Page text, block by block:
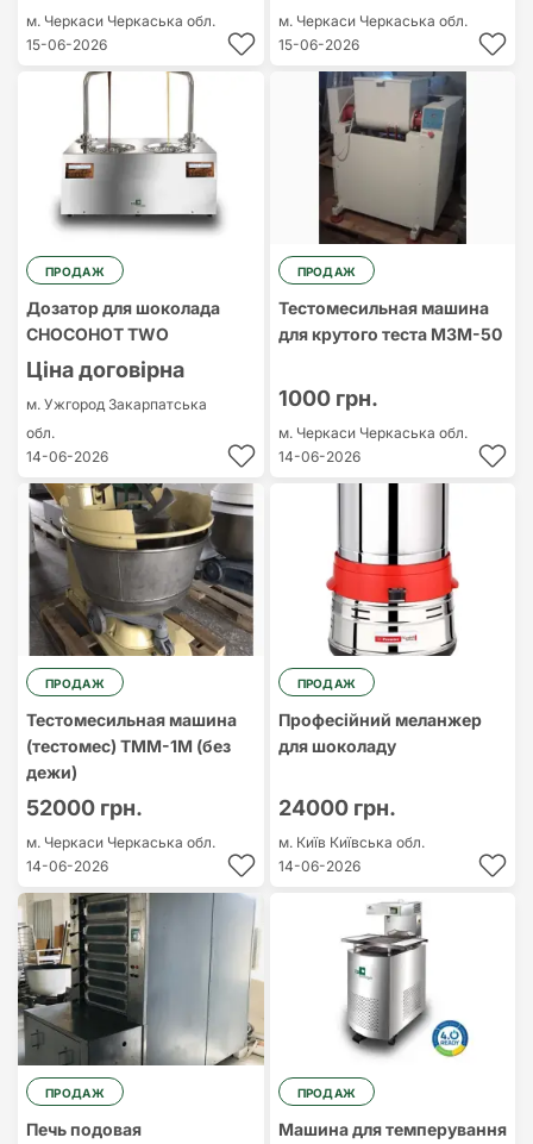
м. Черкаси Черкаська обл.
15-06-2026
м. Черкаси Черкаська обл.
15-06-2026
ПРОДАЖ
Дозатор для шоколада
CHOCOHOT TWO
Ціна договірна
м. Ужгород Закарпатська
обл.
14-06-2026
ПРОДАЖ
Тестомесильная машина
для крутого теста М3М-50
1000 грн.
м. Черкаси Черкаська обл.
14-06-2026
ПРОДАЖ
Тестомесильная машина
(тестомес) ТММ-1М (без
дежи)
52000 грн.
м. Черкаси Черкаська обл.
14-06-2026
ПРОДАЖ
Професійний меланжер
для шоколаду
24000 грн.
м. Київ Київська обл.
14-06-2026
ПРОДАЖ
Печь подовая
ПРОДАЖ
Машина для темперування